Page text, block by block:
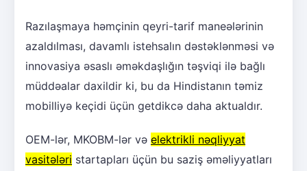
Razılaşmaya həmçinin qeyri-tarif maneələrinin
azaldılması, davamlı istehsalın dəstəklənməsi və
innovasiya əsaslı əməkdaşlığın təşviqi ilə bağlı
müddəalar daxildir ki, bu da Hindistanın təmiz
mobilliyə keçidi üçün getdikcə daha aktualdır.
OEM-lər, MKOBM-lər və elektrikli nəqliyyat
vasitələri startapları üçün bu saziş əməliyyatları